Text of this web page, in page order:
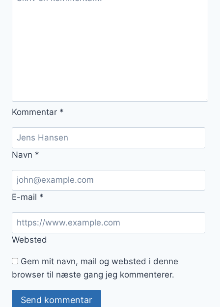
Kommentar *
Navn *
E-mail *
Websted
Gem mit navn, mail og websted i denne
browser til næste gang jeg kommenterer.